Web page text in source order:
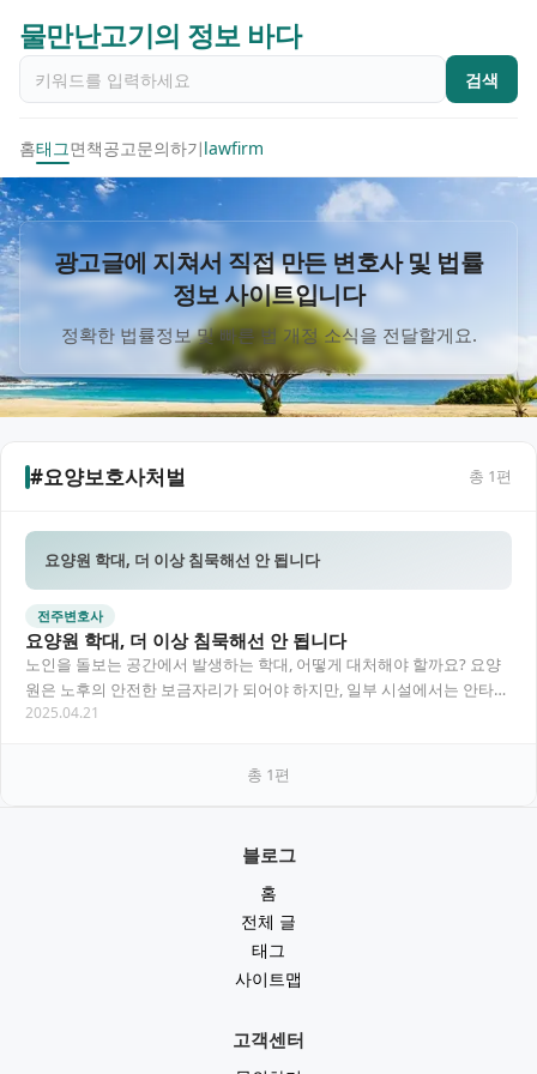
물만난고기의 정보 바다
검색
홈태그면책공고문의하기lawfirm
광고글에 지쳐서 직접 만든 변호사 및 법률
정보 사이트입니다
정확한 법률정보 및 빠른 법 개정 소식을 전달할게요.
#요양보호사처벌 총 1편
요양원 학대, 더 이상 침묵해선 안 됩니다
전주변호사
요양원 학대, 더 이상 침묵해선 안 됩니다
노인을 돌보는 공간에서 발생하는 학대, 어떻게 대처해야 할까요? 요양
원은 노후의 안전한 보금자리가 되어야 하지만, 일부 시설에서는 안타깝
게도 신체적·정서적 학대가 발생합니다. 보호…
2025.04.21
총 1편
블로그
홈
전체 글
태그
사이트맵
고객센터